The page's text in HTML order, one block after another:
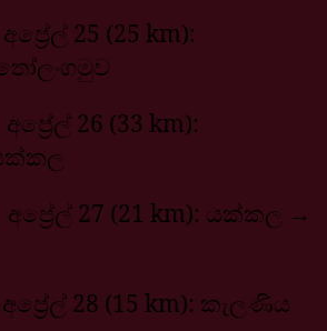
25 (25 km):
26 (33 km):
27 (21 km): යක්කල →
28 (15 km): කැලණිය